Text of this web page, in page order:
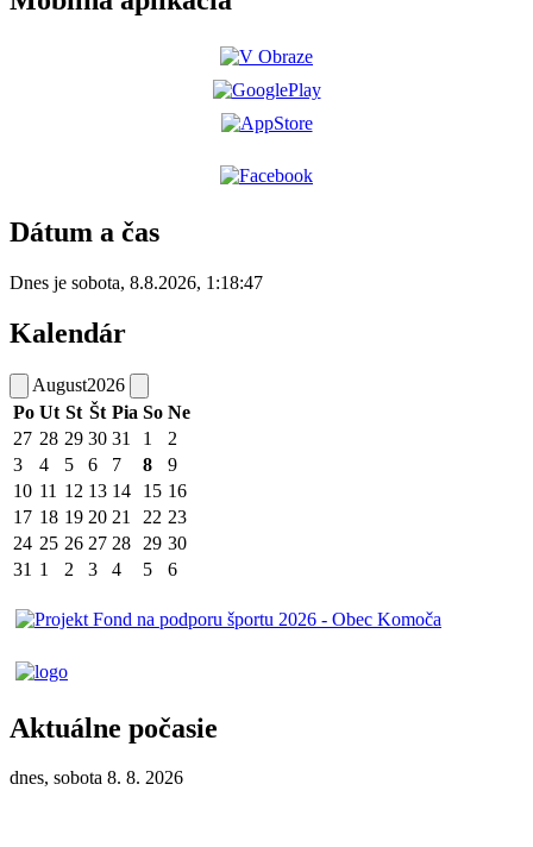
Dátum a čas
Dnes je sobota, 8.8.2026, 1:18:47
Kalendár
August2026
Po Ut St Št Pia So Ne
27 28 29 30 31 1
2
3
4 5 6 7 8
9
10 11 12 13 14 15 16
17 18 19 20 21 22 23
24 25 26 27 28 29 30
31 1 2 3 4 5 6
Aktuálne počasie
dnes, sobota 8. 8. 2026